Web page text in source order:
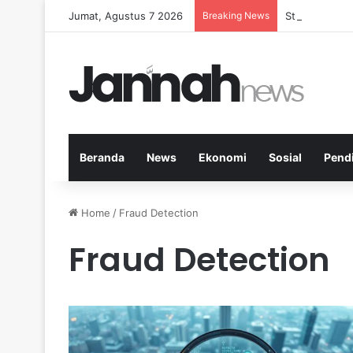
Jumat, Agustus 7 2026 Breaking News Strategi
Beranda News Ekonomi Sosial
Home / Fraud Detection
Fraud Detection